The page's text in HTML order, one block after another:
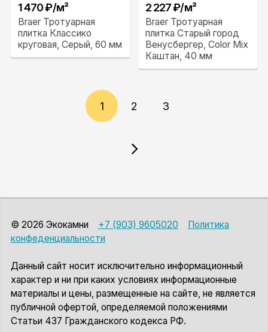
1 470 ₽/м²
Braer Тротуарная
плитка Классико
круговая, Серый, 60 мм
2 227 ₽/м²
Braer Тротуарная
плитка Старый город
Венусбергер, Color Mix
Каштан, 40 мм
1 2 3
© 2026 Экокамни +7 (903) 9605020
Политика
конфеденциальности
Данный сайт носит исключительно информационный
характер и ни при каких условиях информационные
материалы и цены, размещенные на сайте, не является
публичной офертой, определяемой положениями
Статьи 437 Гражданского кодекса РФ.